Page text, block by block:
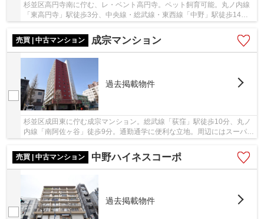
杉並区高円寺南に佇む、レ・ベント高円寺。ペット飼育可能。丸ノ内線
「東高円寺」駅徒歩3分、中央線・総武線・東西線「中野」駅徒歩14
売買 | 中古マンション
成宗マンション
過去掲載物件
杉並区成田東に佇む成宗マンション。総武線「荻窪」駅徒歩10分、丸ノ
内線「南阿佐ヶ谷」徒歩9分。通勤通学に便利な立地。周辺にはスーパー
売買 | 中古マンション
中野ハイネスコーポ
過去掲載物件